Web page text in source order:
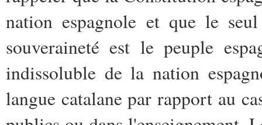
nation espagnole et que le
souveraineté est le peuple
indissoluble de la nation
langue catalane par rapport au